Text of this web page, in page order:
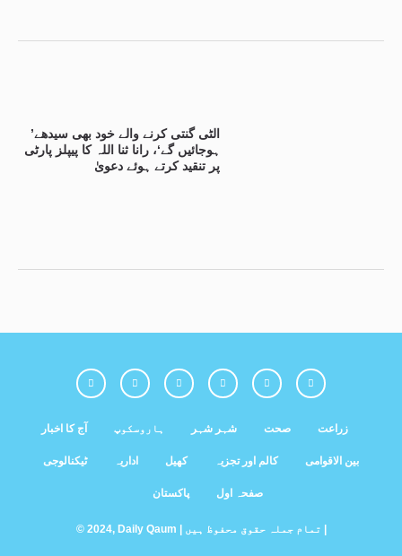
’الٹی گنتی کرنے والے خود بھی سیدھے
ہوجائیں گے‘، رانا ثنا اللہ کا پیپلز پارٹی
پر تنقید کرتے ہوئے دعویٰ
آج کا اخبار ہاروسکوپ شہر شہر صحت زراعت
ٹیکنالوجی اداریہ کھیل کالم اور تجزیہ بین الاقوامی
پاکستان صفحہ اول
© 2024, Daily Qaum | تمام جملہ حقوق محفوظ ہیں |